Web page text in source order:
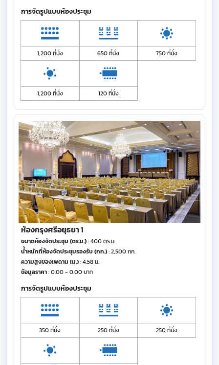
การจัดรูปแบบห้องประชุม
1,200 ที่นั่ง 650 ที่นั่ง 750 ที่นั่ง
1,200 ที่นั่ง 120 ที่นั่ง
ห้องกรุงศรีอยุธยา 1
ขนาดห้องจัดประชุม (ตร.ม.): 400 ตร.ม.
น้ำหนักที่ห้องจัดประชุมรองรับ (กก.): 2,500 กก.
ความสูงของเพดาน (ม.): 4.58 ม.
ข้อมูลราคา: 0.00 - 0.00 บาท
การจัดรูปแบบห้องประชุม
350 ที่นั่ง 250 ที่นั่ง 250 ที่นั่ง